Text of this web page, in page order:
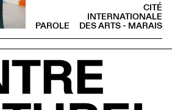
CITÉ
INTERNATIONALE
DES ARTS - MARAIS
PAROLE